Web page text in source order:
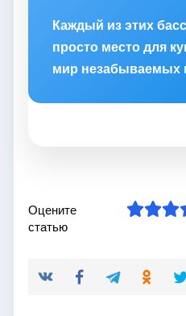
Каждый из этих
просто место для
мир незабываемых
Оцените
статью